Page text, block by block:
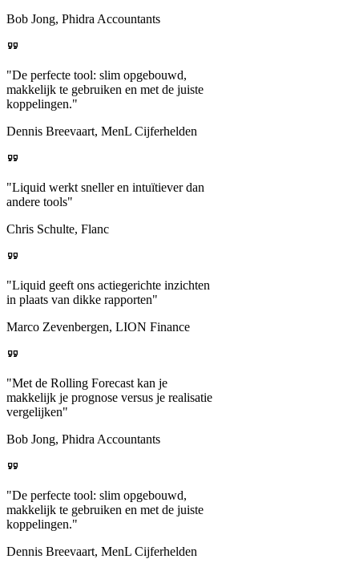
Bob Jong, Phidra Accountants
"De perfecte tool: slim opgebouwd,
makkelijk te gebruiken en met de juiste
koppelingen."
Dennis Breevaart, MenL Cijferhelden
"Liquid werkt sneller en intuïtiever dan
andere tools"
Chris Schulte, Flanc
"Liquid geeft ons actiegerichte inzichten
in plaats van dikke rapporten"
Marco Zevenbergen, LION Finance
"Met de Rolling Forecast kan je
makkelijk je prognose versus je realisatie
vergelijken"
Bob Jong, Phidra Accountants
"De perfecte tool: slim opgebouwd,
makkelijk te gebruiken en met de juiste
koppelingen."
Dennis Breevaart, MenL Cijferhelden